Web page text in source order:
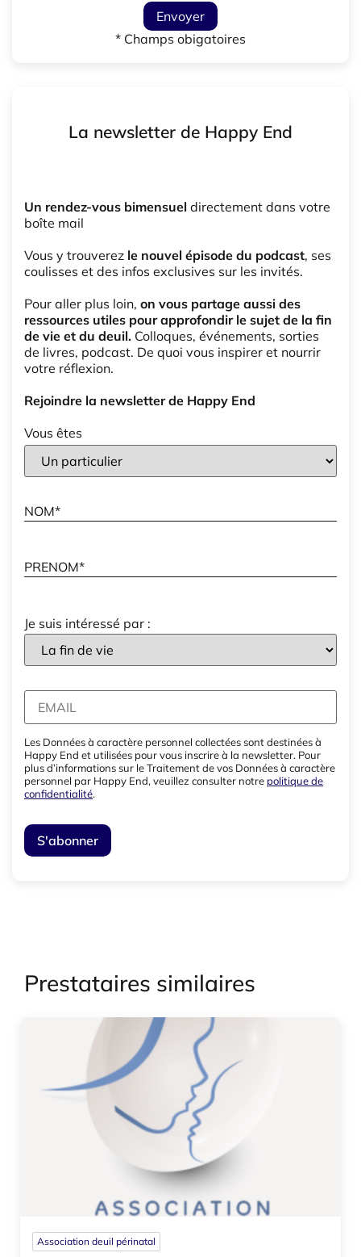
Envoyer
* Champs obigatoires
La newsletter de Happy End
Un rendez-vous bimensuel directement dans votre
boîte mail
Vous y trouverez le nouvel épisode du podcast, ses
coulisses et des infos exclusives sur les invités.
Pour aller plus loin, on vous partage aussi des
ressources utiles pour approfondir le sujet de la fin
de vie et du deuil. Colloques, événements, sorties
de livres, podcast. De quoi vous inspirer et nourrir
votre réflexion.
Rejoindre la newsletter de Happy End
Vous êtes
Je suis intéressé par :
Les Données à caractère personnel collectées sont destinées à
Happy End et utilisées pour vous inscrire à la newsletter. Pour
plus d’informations sur le Traitement de vos Données à caractère
personnel par Happy End, veuillez consulter notre politique de
confidentialité.
Prestataires similaires
Association deuil périnatal